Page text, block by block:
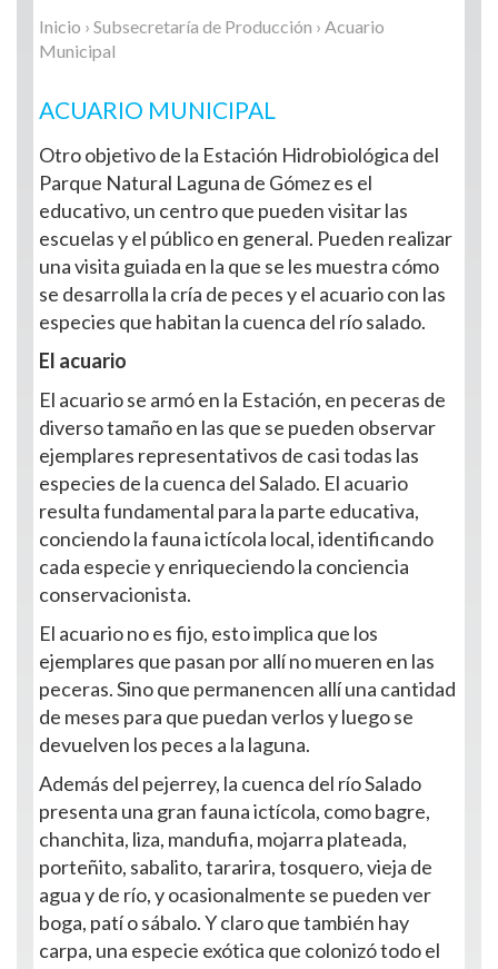
Inicio › Subsecretaría de Producción › Acuario
Municipal
ACUARIO MUNICIPAL
Otro objetivo de la Estación Hidrobiológica del
Parque Natural Laguna de Gómez es el
educativo, un centro que pueden visitar las
escuelas y el público en general. Pueden realizar
una visita guiada en la que se les muestra cómo
se desarrolla la cría de peces y el acuario con las
especies que habitan la cuenca del río salado.
El acuario
El acuario se armó en la Estación, en peceras de
diverso tamaño en las que se pueden observar
ejemplares representativos de casi todas las
especies de la cuenca del Salado. El acuario
resulta fundamental para la parte educativa,
conciendo la fauna ictícola local, identificando
cada especie y enriqueciendo la conciencia
conservacionista.
El acuario no es fijo, esto implica que los
ejemplares que pasan por allí no mueren en las
peceras. Sino que permanencen allí una cantidad
de meses para que puedan verlos y luego se
devuelven los peces a la laguna.
Además del pejerrey, la cuenca del río Salado
presenta una gran fauna ictícola, como bagre,
chanchita, liza, mandufia, mojarra plateada,
porteñito, sabalito, tararira, tosquero, vieja de
agua y de río, y ocasionalmente se pueden ver
boga, patí o sábalo. Y claro que también hay
carpa, una especie exótica que colonizó todo el